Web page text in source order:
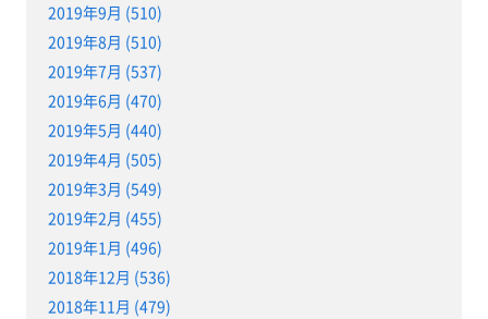
2019年9月 (510)
2019年8月 (510)
2019年7月 (537)
2019年6月 (470)
2019年5月 (440)
2019年4月 (505)
2019年3月 (549)
2019年2月 (455)
2019年1月 (496)
2018年12月 (536)
2018年11月 (479)